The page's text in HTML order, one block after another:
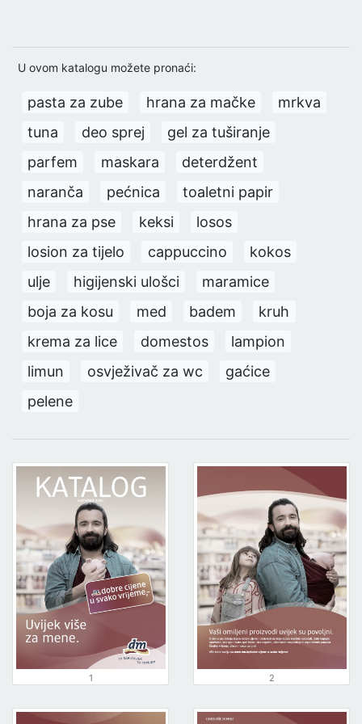
U ovom katalogu možete pronaći:
pasta za zube hrana za mačke
mrkva
tuna
deo sprej
gel za tuširanje
parfem
maskara
deterdžent
naranča
pećnica
toaletni papir
hrana za pse
keksi
losos
losion za tijelo
cappuccino
kokos
ulje
higijenski ulošci
maramice
boja za kosu
med badem
kruh
krema za lice
domestos
lampion
limun
osvježivač za wc
gaćice
pelene
1 2